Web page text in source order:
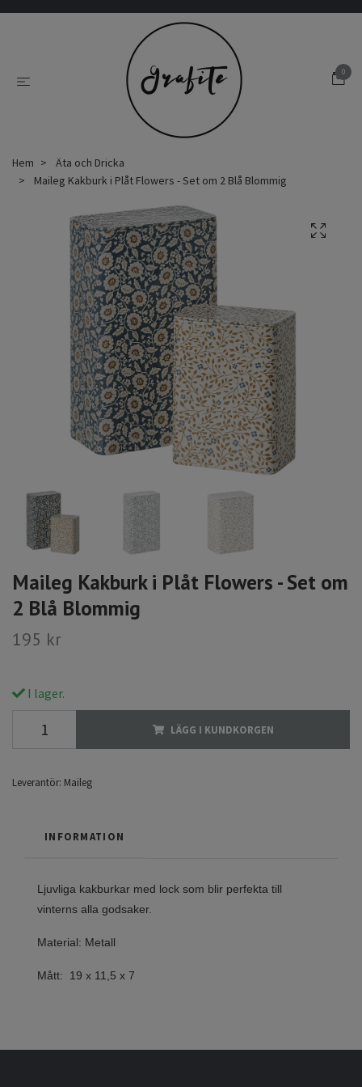
0
Hem
Äta och Dricka
Maileg Kakburk i Plåt Flowers - Set om 2 Blå Blommig
Maileg Kakburk i Plåt Flowers - Set om
2 Blå Blommig
195 kr
I lager.
LÄGG I KUNDKORGEN
Leverantör: Maileg
INFORMATION
Ljuvliga kakburkar med lock som blir perfekta till
vinterns alla godsaker.
Material: Metall
Mått: 19 x 11,5 x 7